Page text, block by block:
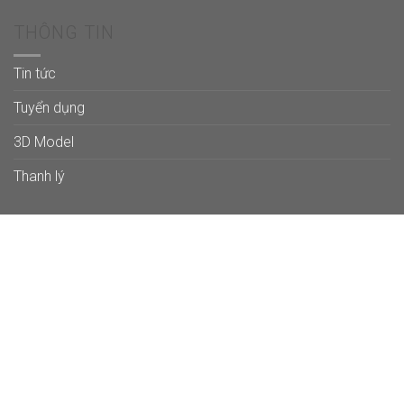
Tin tức
Tuyển dụng
3D Model
Thanh lý